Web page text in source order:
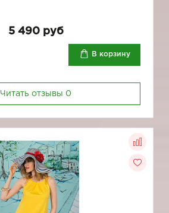
5 490 руб
В корзину
Читать отзывы 0